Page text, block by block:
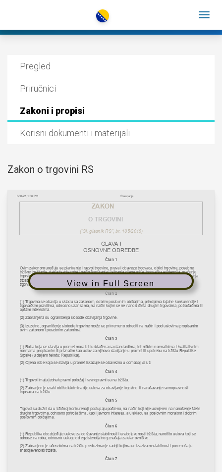
Pregled
Priručnici
Zakoni i propisi
Korisni dokumenti i materijali
Zakon o trgovini RS
View in Full Screen